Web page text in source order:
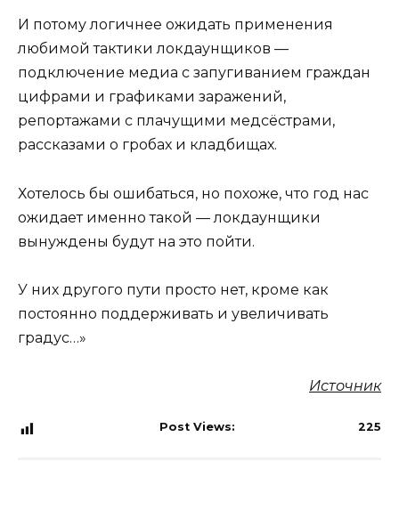
И потому логичнее ожидать применения
любимой тактики локдаунщиков —
подключение медиа с запугиванием граждан
цифрами и графиками заражений,
репортажами с плачущими медсёстрами,
рассказами о гробах и кладбищах.
Хотелось бы ошибаться, но похоже, что год нас
ожидает именно такой — локдаунщики
вынуждены будут на это пойти.
У них другого пути просто нет, кроме как
постоянно поддерживать и увеличивать
градус…»
Источник
Post Views: 225